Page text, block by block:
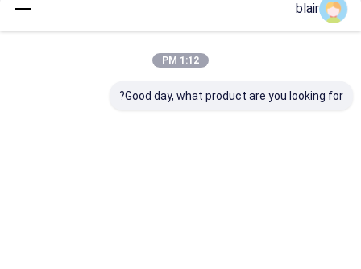
حامي الرف
blair
1:12 PM
Good day, what product are you looking for?